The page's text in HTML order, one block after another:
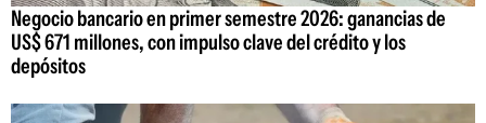
Negocio bancario en primer semestre 2026: ganancias de
US$ 671 millones, con impulso clave del crédito y los
depósitos